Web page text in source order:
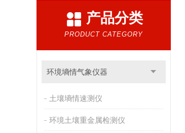
产品分类
PRODUCT CATEGORY
环境墒情气象仪器
土壤墒情速测仪
环境土壤重金属检测仪